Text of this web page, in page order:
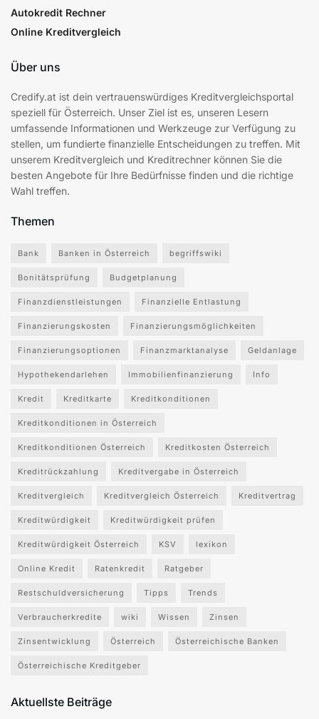
Autokredit Rechner
Online Kreditvergleich
Über uns
Credify.at ist dein vertrauenswürdiges Kreditvergleichsportal
speziell für Österreich. Unser Ziel ist es, unseren Lesern
umfassende Informationen und Werkzeuge zur Verfügung zu
stellen, um fundierte finanzielle Entscheidungen zu treffen. Mit
unserem Kreditvergleich und Kreditrechner können Sie die
besten Angebote für Ihre Bedürfnisse finden und die richtige
Wahl treffen.
Themen
Bank Banken in Österreich begriffswiki
Bonitätsprüfung Budgetplanung
Finanzdienstleistungen Finanzielle Entlastung
Finanzierungskosten Finanzierungsmöglichkeiten
Finanzierungsoptionen Finanzmarktanalyse Geldanlage
Hypothekendarlehen Immobilienfinanzierung Info
Kredit Kreditkarte Kreditkonditionen
Kreditkonditionen in Österreich
Kreditkonditionen Österreich Kreditkosten Österreich
Kreditrückzahlung Kreditvergabe in Österreich
Kreditvergleich Kreditvergleich Österreich Kreditvertrag
Kreditwürdigkeit Kreditwürdigkeit prüfen
Kreditwürdigkeit Österreich KSV lexikon
Online Kredit Ratenkredit Ratgeber
Restschuldversicherung Tipps Trends
Verbraucherkredite wiki Wissen Zinsen
Zinsentwicklung Österreich Österreichische Banken
Österreichische Kreditgeber
Aktuellste Beiträge